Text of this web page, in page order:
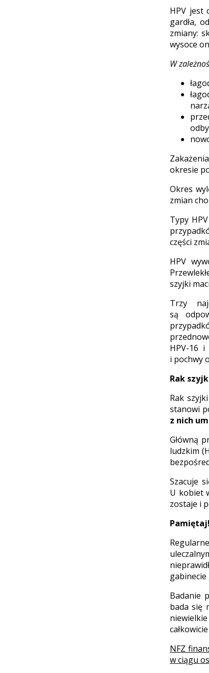
HPV jest
gardła,
zmiany:
wysoce
W
okresie
Okres
zmian
Typy
części
HPV
szyjki
Trzy
są
HPV-16 i
i pochwy
Rak
Rak
stanowi
z nich
Główną
ludzkim
Szacuje
U kobiet
zostaje i
Pamiętaj!
Regularne
Badanie
bada się
NFZ
w ciągu